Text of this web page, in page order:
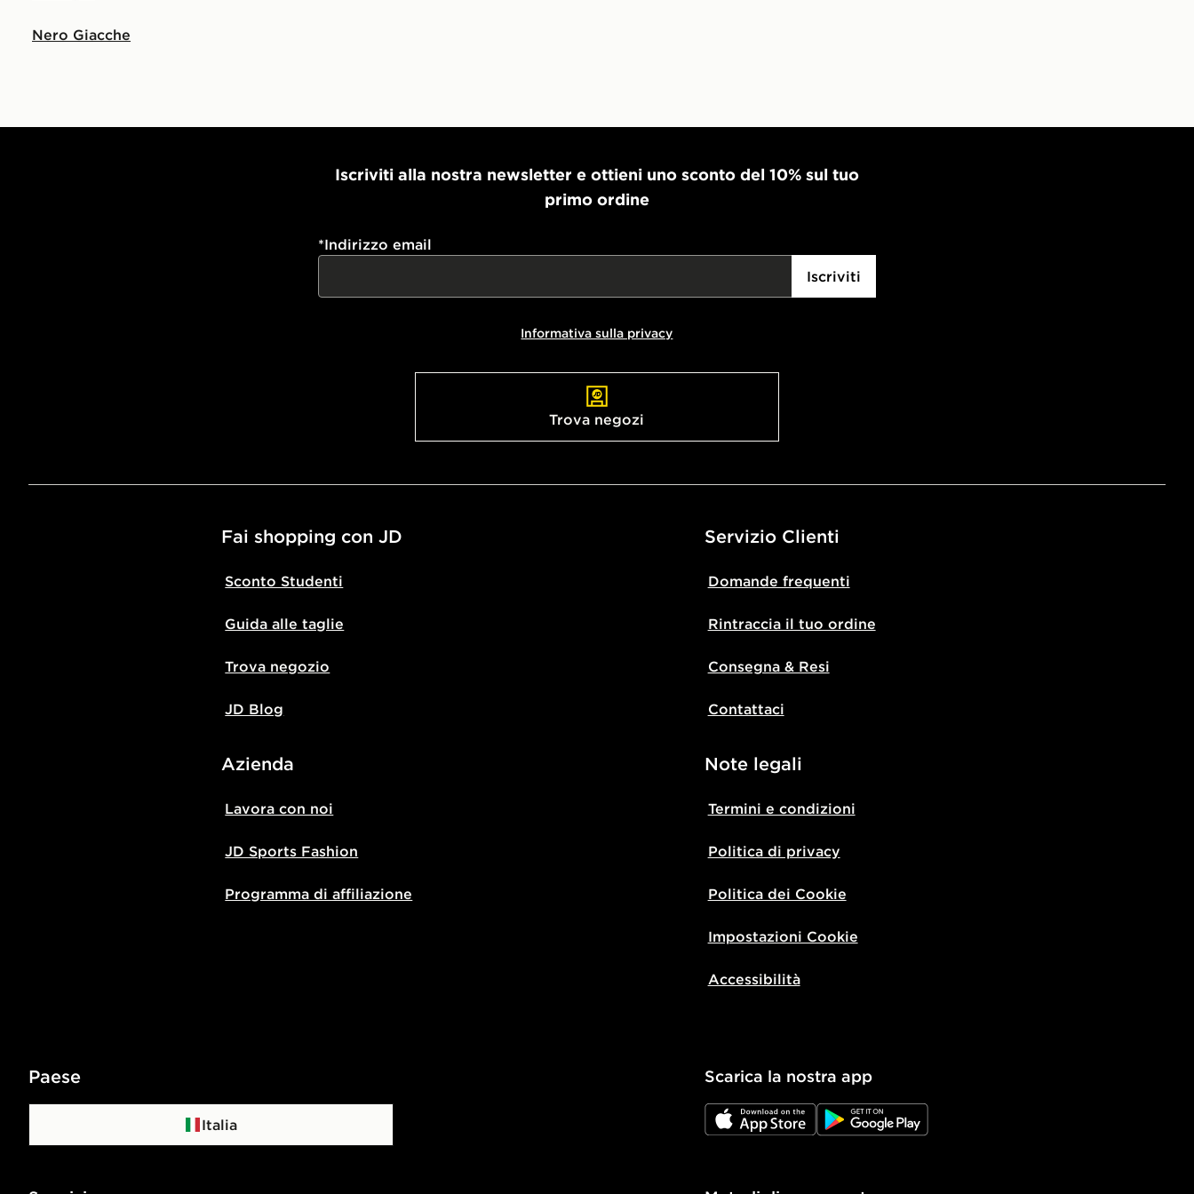
Nero Giacche
Iscriviti alla nostra newsletter e ottieni uno sconto del 10% sul tuo
primo ordine
*Indirizzo email
Iscriviti
Informativa sulla privacy
Trova negozi
Fai shopping con JD
Sconto Studenti
Guida alle taglie
Trova negozio
JD Blog
Servizio Clienti
Domande frequenti
Rintraccia il tuo ordine
Consegna & Resi
Contattaci
Azienda
Lavora con noi
JD Sports Fashion
Programma di affiliazione
Note legali
Termini e condizioni
Politica di privacy
Politica dei Cookie
Impostazioni Cookie
Accessibilità
Paese
Italia
Scarica la nostra app
JD App Store JD Google Play